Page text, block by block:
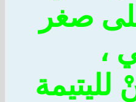
صغر